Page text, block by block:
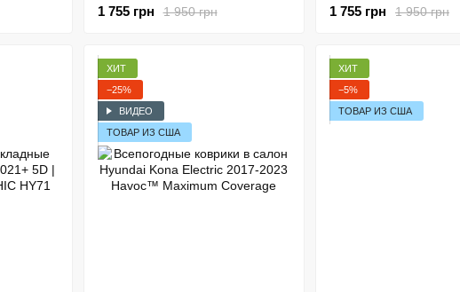
1 950 грн
1 755 грн
HY38
1 950 грн
1 755 грн
ХИТ
−25%
ВИДЕО
ТОВАР ИЗ США
ХИТ
−5%
ТОВАР ИЗ США